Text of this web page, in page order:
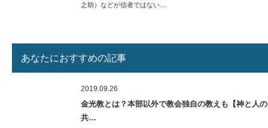
之助）などが信者ではない…
あなたにおすすめの記事
2019.09.26
金光教とは？本部以外で教会独自の教えも【神と人の
共…